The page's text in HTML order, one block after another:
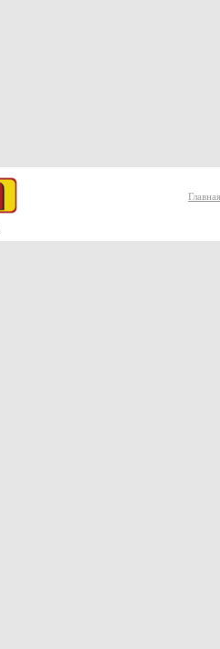
Главная